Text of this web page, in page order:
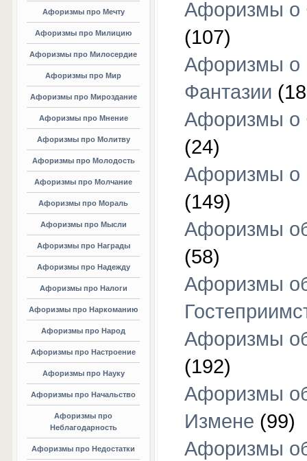
Афоризмы про Мечту
Афоризмы про Милицию
Афоризмы про Милосердие
Афоризмы про Мир
Афоризмы про Мироздание
Афоризмы про Мнение
Афоризмы про Молитву
Афоризмы про Молодость
Афоризмы про Молчание
Афоризмы про Мораль
Афоризмы про Мысли
Афоризмы про Награды
Афоризмы про Надежду
Афоризмы про Налоги
Афоризмы про Наркоманию
Афоризмы про Народ
Афоризмы про Настроение
Афоризмы про Науку
Афоризмы про Начальство
Афоризмы про
Неблагодарность
Афоризмы про Недостатки
Афоризмы о
(107)
Афоризмы о
Фантазии
Афоризмы о
(24)
Афоризмы о
(149)
Афоризмы
(58)
Афоризмы
Афоризмы
(192)
Афоризмы
Измене (99)
Афоризмы